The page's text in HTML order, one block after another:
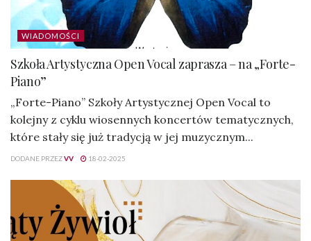
WIADOMOŚCI
Szkoła Artystyczna Open Vocal zaprasza – na „Forte-
Piano”
„Forte-Piano” Szkoły Artystycznej Open Vocal to
kolejny z cyklu wiosennych koncertów tematycznych,
które stały się już tradycją w jej muzycznym...
DODANE PRZEZVV 18-02-2025